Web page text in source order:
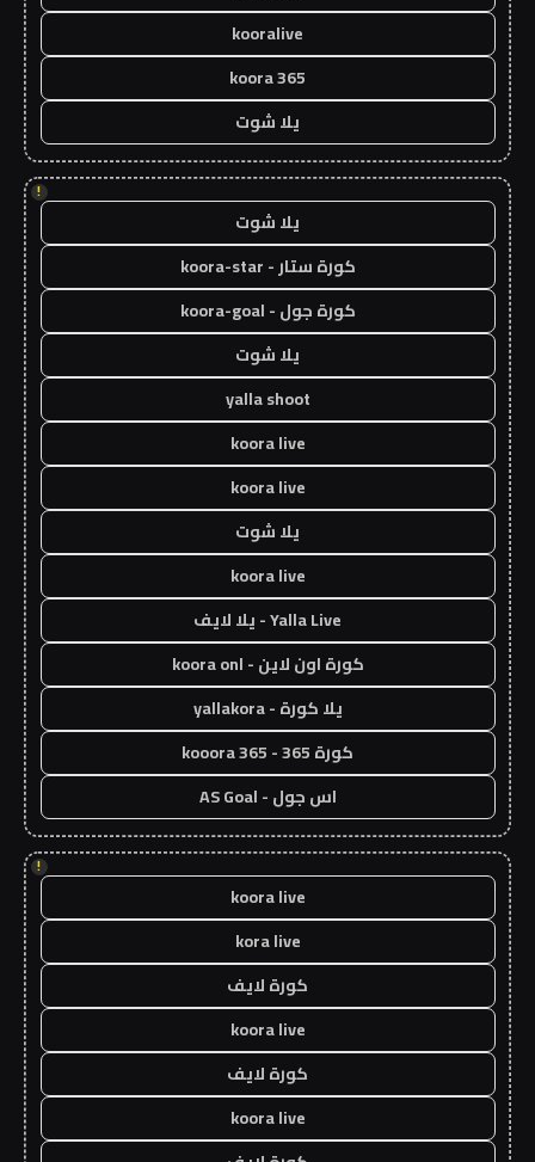
kooralive
koora 365
يلا شوت
!
يلا شوت
كورة ستار - koora-star
كورة جول - koora-goal
يلا شوت
yalla shoot
koora live
koora live
يلا شوت
koora live
Yalla Live - يلا لايف
كورة اون لاين - koora onl
يلا كورة - yallakora
كورة 365 - kooora 365
اس جول - AS Goal
!
koora live
kora live
كورة لايف
koora live
كورة لايف
koora live